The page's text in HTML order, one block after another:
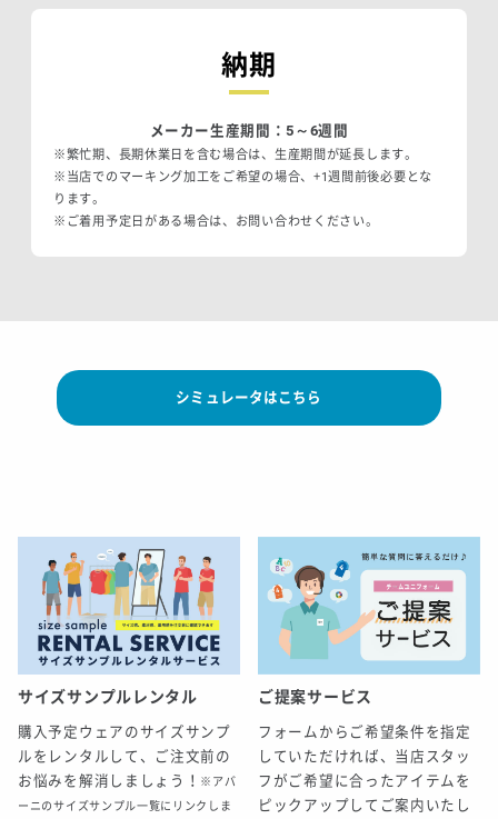
納期
メーカー生産期間：5～6週間
※繁忙期、長期休業日を含む場合は、生産期間が延長します。
※当店でのマーキング加工をご希望の場合、+1週間前後必要とな
ります。
※ご着用予定日がある場合は、お問い合わせください。
シミュレータはこちら
サイズサンプルレンタル
購入予定ウェアのサイズサンプ
ルをレンタルして、ご注文前の
お悩みを解消しましょう！ ※アバ
ーニのサイズサンプル一覧にリンクしま
ご提案サービス
フォームからご希望条件を指定
していただければ、当店スタッ
フがご希望に合ったアイテムを
ピックアップしてご案内いたし